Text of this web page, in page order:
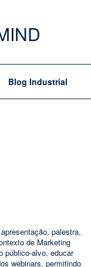
Blog Industrial
palestra,
de Marketing
público-alvo, educar
webinars, permitindo